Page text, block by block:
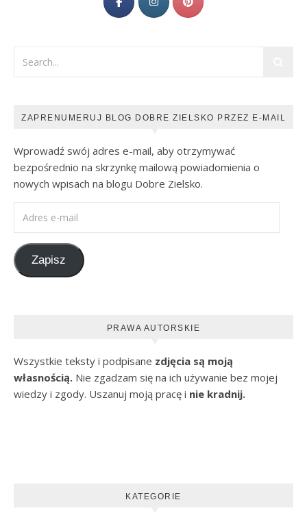
ZAPRENUMERUJ BLOG DOBRE ZIELSKO PRZEZ E-MAIL
Wprowadź swój adres e-mail, aby otrzymywać
bezpośrednio na skrzynkę mailową powiadomienia o
nowych wpisach na blogu Dobre Zielsko.
Zapisz
PRAWA AUTORSKIE
Wszystkie teksty i podpisane zdjęcia są moją
własnością. Nie zgadzam się na ich używanie bez mojej
wiedzy i zgody. Uszanuj moją pracę i nie kradnij.
KATEGORIE